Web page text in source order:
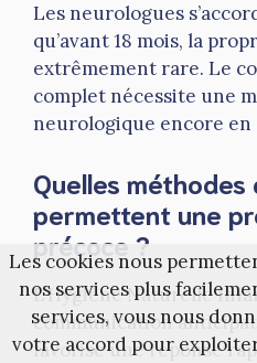
Les neurologues
qu’avant 18 mois, la
extrêmement rare. Le
complet nécessite une
neurologique encore en
Quelles
permettent une
précoce ?
L’Hygiène Naturelle
communication
favorise une réponse
Les cookies nous
nos services plus
services, vous nous
votre accord pour